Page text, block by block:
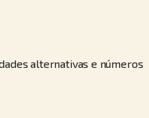
alternativas e números